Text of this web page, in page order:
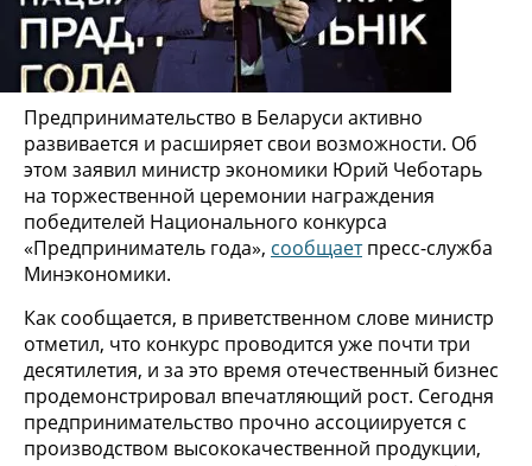
Предпринимательство в Беларуси активно
развивается и расширяет свои возможности. Об
этом заявил министр экономики Юрий Чеботарь
на торжественной церемонии награждения
победителей Национального конкурса
«Предприниматель года», сообщаетпресс-служба
Минэкономики.
Как сообщается, в приветственном слове министр
отметил, что конкурс проводится уже почти три
десятилетия, и за это время отечественный бизнес
продемонстрировал впечатляющий рост. Сегодня
предпринимательство прочно ассоциируется с
производством высококачественной продукции,